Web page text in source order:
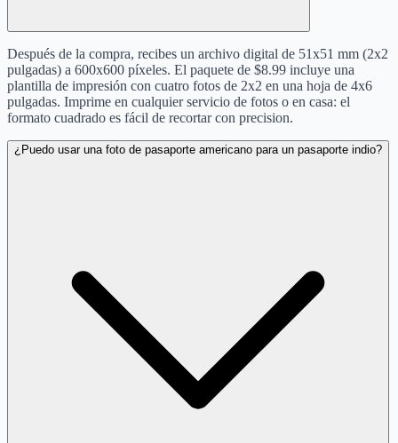
Después de la compra, recibes un archivo digital de 51x51 mm (2x2
pulgadas) a 600x600 píxeles. El paquete de $8.99 incluye una
plantilla de impresión con cuatro fotos de 2x2 en una hoja de 4x6
pulgadas. Imprime en cualquier servicio de fotos o en casa: el
formato cuadrado es fácil de recortar con precision.
¿Puedo usar una foto de pasaporte americano para un pasaporte indio?